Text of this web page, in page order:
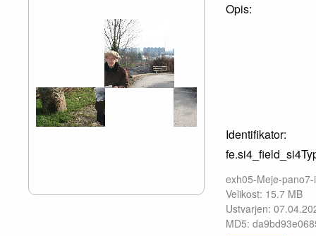
Opis:
Identifikator:
exh05-Meje-
Velikost: 15.7 MB
Ustvarjen:
MD5: